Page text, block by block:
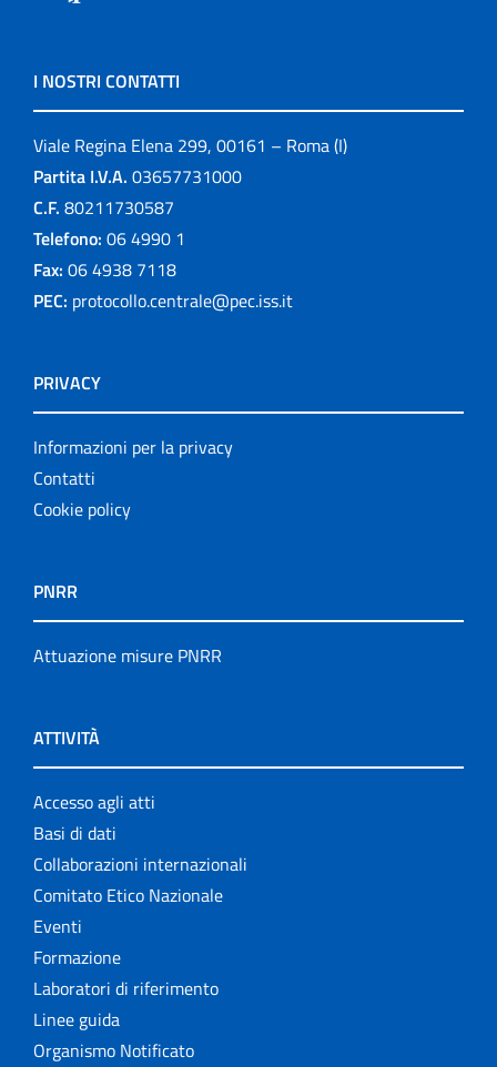
I NOSTRI CONTATTI
Viale Regina Elena 299, 00161 – Roma (I)
Partita I.V.A. 03657731000
C.F. 80211730587
Telefono: 06 4990 1
Fax: 06 4938 7118
PEC: protocollo.centrale@pec.iss.it
PRIVACY
Informazioni per la privacy
Contatti
Cookie policy
PNRR
Attuazione misure PNRR
ATTIVITÀ
Accesso agli atti
Basi di dati
Collaborazioni internazionali
Comitato Etico Nazionale
Eventi
Formazione
Laboratori di riferimento
Linee guida
Organismo Notificato